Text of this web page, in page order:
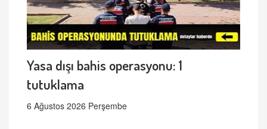
Yasa dışı bahis operasyonu: 1
tutuklama
6 Ağustos 2026 Perşembe